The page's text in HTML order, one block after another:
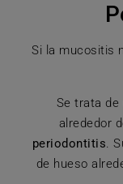
Si la mucositis
Se trata de
alrededor
periodontitis.
de hueso